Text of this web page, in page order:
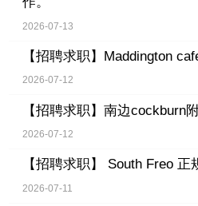
2026-07-13
【招聘求职】 Maddington
2026-07-12
【招聘求职】 南边cockburn
2026-07-12
【招聘求职】 South Freo 正
2026-07-11